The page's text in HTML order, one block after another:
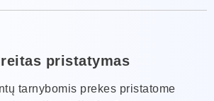
pristatymas
tarnybomis prekes pristatome